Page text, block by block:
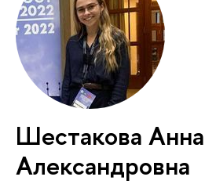
Шестакова Анна
Александровна